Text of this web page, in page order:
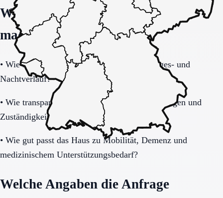
Welche Fragen den Unterschied
machen
• Wie stabil ist die Pflegeorganisation im Tages- und
Nachtverlauf?
• Wie transparent werden Zusatzkosten, Leistungen und
Zuständigkeiten erklärt?
• Wie gut passt das Haus zu Mobilität, Demenz und
medizinischem Unterstützungsbedarf?
Welche Angaben die Anfrage